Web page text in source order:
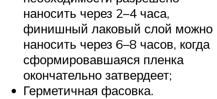
наносить через 2–4 часа,
финишный лаковый слой можно
наносить через 6–8 часов, когда
сформировавшаяся пленка
окончательно затвердеет;
Герметичная фасовка.